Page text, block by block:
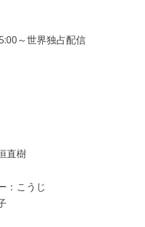
～世界独占配信
直樹
：こうじ